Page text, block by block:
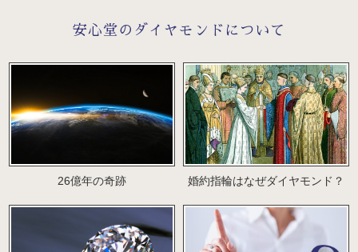
安心堂のダイヤモンドについて
26億年の奇跡 婚約指輪はなぜダイヤモンド？